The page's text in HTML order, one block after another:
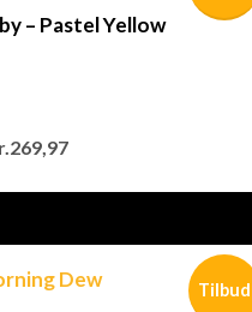
– Pastel Yellow
269,97Current
kr.269,97.
Tilbud